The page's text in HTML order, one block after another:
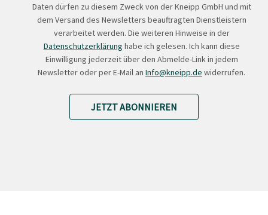
Daten dürfen zu diesem Zweck von der Kneipp GmbH und mit
dem Versand des Newsletters beauftragten Dienstleistern
verarbeitet werden. Die weiteren Hinweise in der
Datenschutzerklärung habe ich gelesen. Ich kann diese
Einwilligung jederzeit über den Abmelde-Link in jedem
Newsletter oder per E-Mail an Info@kneipp.de widerrufen.
JETZT ABONNIEREN